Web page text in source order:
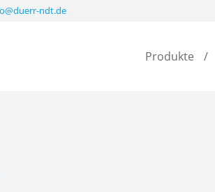
ndt.de
Produkte